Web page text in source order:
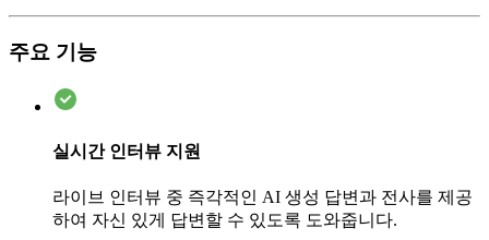
주요 기능
실시간 인터뷰 지원
라이브 인터뷰 중 즉각적인 AI 생성 답변과 전사를 제공
하여 자신 있게 답변할 수 있도록 도와줍니다.